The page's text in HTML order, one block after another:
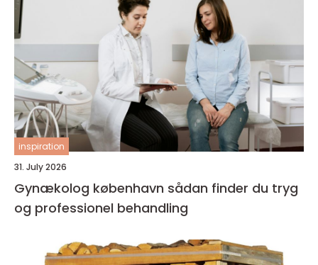
inspiration
31. July 2026
Gynækolog københavn sådan finder du tryg
og professionel behandling